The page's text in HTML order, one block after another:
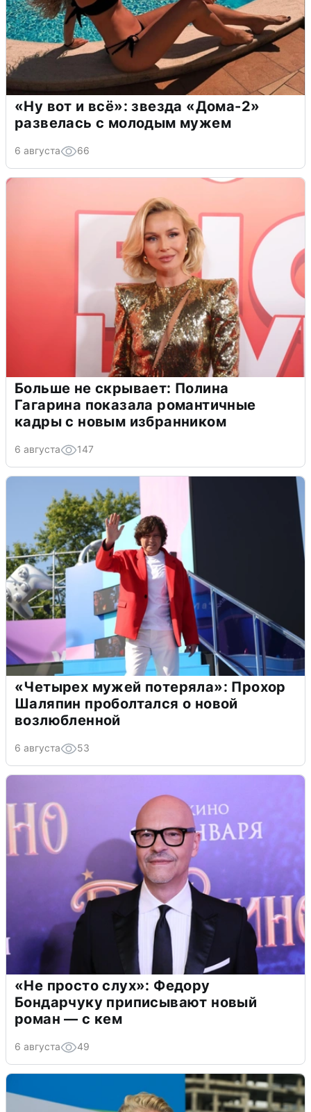
«Ну вот и всё»: звезда «Дома-2»
развелась с молодым мужем
6 августа 66
Больше не скрывает: Полина
Гагарина показала романтичные
кадры с новым избранником
6 августа 147
«Четырех мужей потеряла»: Прохор
Шаляпин проболтался о новой
возлюбленной
6 августа 53
«Не просто слух»: Федору
Бондарчуку приписывают новый
роман — с кем
6 августа 49